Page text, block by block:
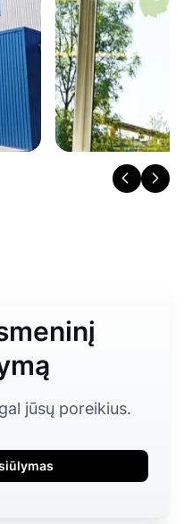
jūsų poreikius.